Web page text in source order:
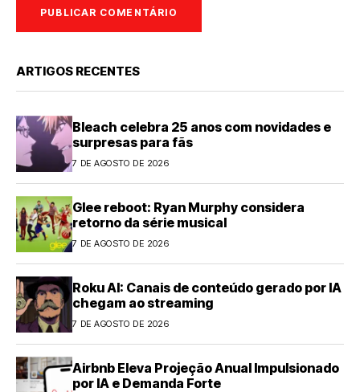
ARTIGOS RECENTES
Bleach celebra 25 anos com novidades e
surpresas para fãs
7 DE AGOSTO DE 2026
Glee reboot: Ryan Murphy considera
retorno da série musical
7 DE AGOSTO DE 2026
Roku AI: Canais de conteúdo gerado por IA
chegam ao streaming
7 DE AGOSTO DE 2026
Airbnb Eleva Projeção Anual Impulsionado
por IA e Demanda Forte